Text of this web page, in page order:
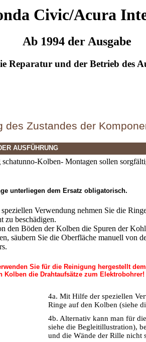
Civic/Acura
Ab 1994 der Ausgabe
Reparatur und der Betrieb des
des Zustandes der
AUSFÜHRUNG
Kolben- Montagen sollen
unterliegen dem Ersatz obligatorisch.
Verwendung nehmen Sie die
zu beschädigen.
den Böden der Kolben die Spuren der
säubern Sie die Oberfläche manuell von
Sie für die Reinigung hergestellt
Kolben die Drahtaufsätze zum Elektrobohrer!
4a. Mit Hilfe der speziellen
Ringe auf den Kolben (siehe
4b. Alternativ kann man für
siehe die Begleitillustration),
und die Wände der Rille nicht